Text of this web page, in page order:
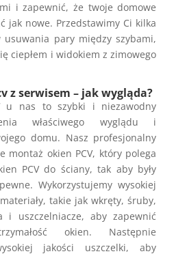
i zapewnić, że twoje domowe
jak nowe. Przedstawimy Ci kilka
usuwania pary między szybami,
ciepłem i widokiem z zimowego
z serwisem – jak wygląda?
u nas to szybki i niezawodny
właściwego wyglądu i
domu. Nasz profesjonalny
montaż okien PCV, który polega
PCV do ściany, tak aby były
Wykorzystujemy wysokiej
takie jak wkręty, śruby,
i uszczelniacze, aby zapewnić
okien. Następnie
jakości uszczelki, aby